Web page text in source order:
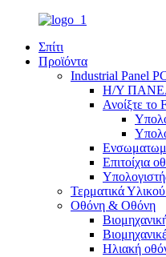
Σπίτι
Προϊόντα
Industrial Panel
Η/Υ
Ανοίξτε το
Επιτοίχια
Τερματικά
Οθόνη & Οθόνη
Ηλιακή